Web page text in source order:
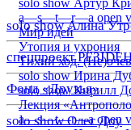
solo show Алина
спецпроект
Фонд «Друзья»
solo show Олег Доу
solo show Артур
a—s—t—r—a open
Мир идей
Утопия и ухрония
Тихий ход.
solo show Ирина
solo show Кирилл
Лекция
a—s—t—r—a open